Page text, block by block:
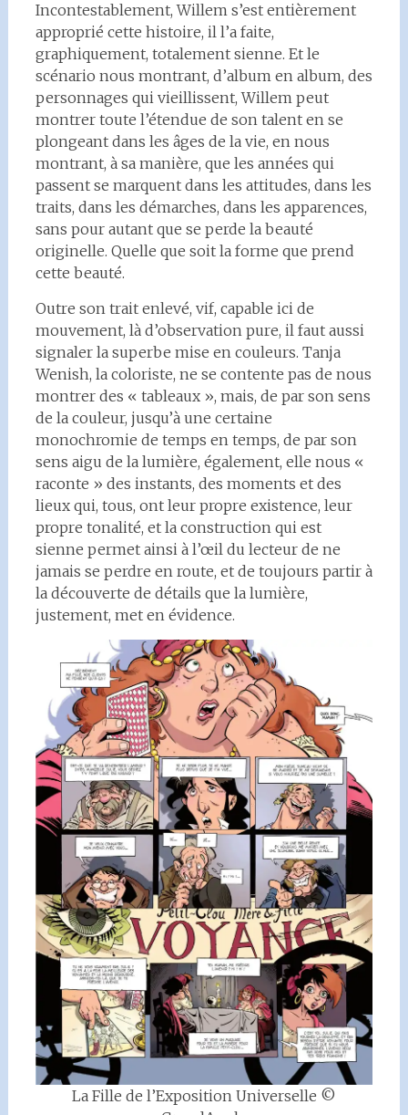
Incontestablement, Willem s’est entièrement
approprié cette histoire, il l’a faite,
graphiquement, totalement sienne. Et le
scénario nous montrant, d’album en album, des
personnages qui vieillissent, Willem peut
montrer toute l’étendue de son talent en se
plongeant dans les âges de la vie, en nous
montrant, à sa manière, que les années qui
passent se marquent dans les attitudes, dans les
traits, dans les démarches, dans les apparences,
sans pour autant que se perde la beauté
originelle. Quelle que soit la forme que prend
cette beauté.
Outre son trait enlevé, vif, capable ici de
mouvement, là d’observation pure, il faut aussi
signaler la superbe mise en couleurs. Tanja
Wenish, la coloriste, ne se contente pas de nous
montrer des « tableaux », mais, de par son sens
de la couleur, jusqu’à une certaine
monochromie de temps en temps, de par son
sens aigu de la lumière, également, elle nous «
raconte » des instants, des moments et des
lieux qui, tous, ont leur propre existence, leur
propre tonalité, et la construction qui est
sienne permet ainsi à l’œil du lecteur de ne
jamais se perdre en route, et de toujours partir à
la découverte de détails que la lumière,
justement, met en évidence.
La Fille de l’Exposition Universelle ©